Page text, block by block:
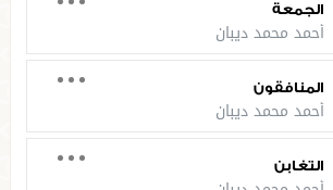
الجمعة
أحمد محمد ديبان
المنافقون
أحمد محمد ديبان
التغابن